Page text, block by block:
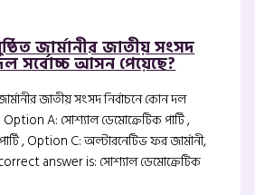
জার্মানীর জাতীয় সংসদ
সর্বোচ্চ আসন পেয়েছে?
জাতীয় সংসদ নির্বাচনে কোন দল
A: সোশ্যাল ডেমোক্রেটিক পার্টি ,
, Option C: অল্টারনেটিভ ফর জার্মানী,
answer is: সোশ্যাল ডেমোক্রেটিক